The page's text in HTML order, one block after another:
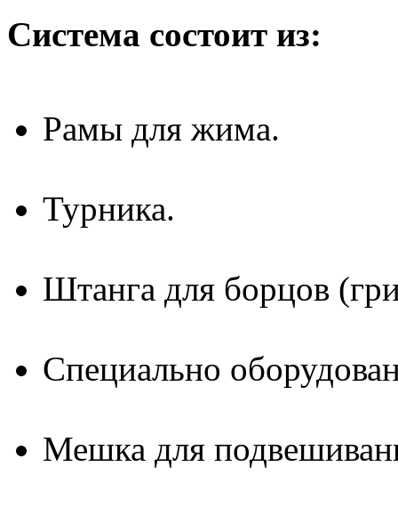
Система состоит из:
Рамы для жима.
Турника.
Штанга для борцов
Специально
Мешка для